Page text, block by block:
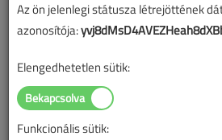
Ajánló Appajánló
Számláljunk!
Appajánló
2021/9. lapszám
Az ön jelenlegi státusza létrejöttének
azonosítója:
Elengedhetetlen sütik:
Funkcionális sütik: